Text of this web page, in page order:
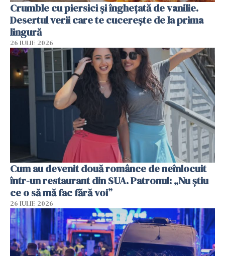
Crumble cu piersici și înghețată de vanilie.
Desertul verii care te cucerește de la prima
lingură
26 IULIE 2026
Cum au devenit două românce de neînlocuit
într-un restaurant din SUA. Patronul: „Nu știu
ce o să mă fac fără voi”
26 IULIE 2026